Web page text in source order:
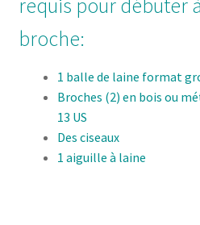
requis pour débuter
broche:
1 balle de laine format
Broches (2) en bois ou
13 US
Des ciseaux
1 aiguille à laine